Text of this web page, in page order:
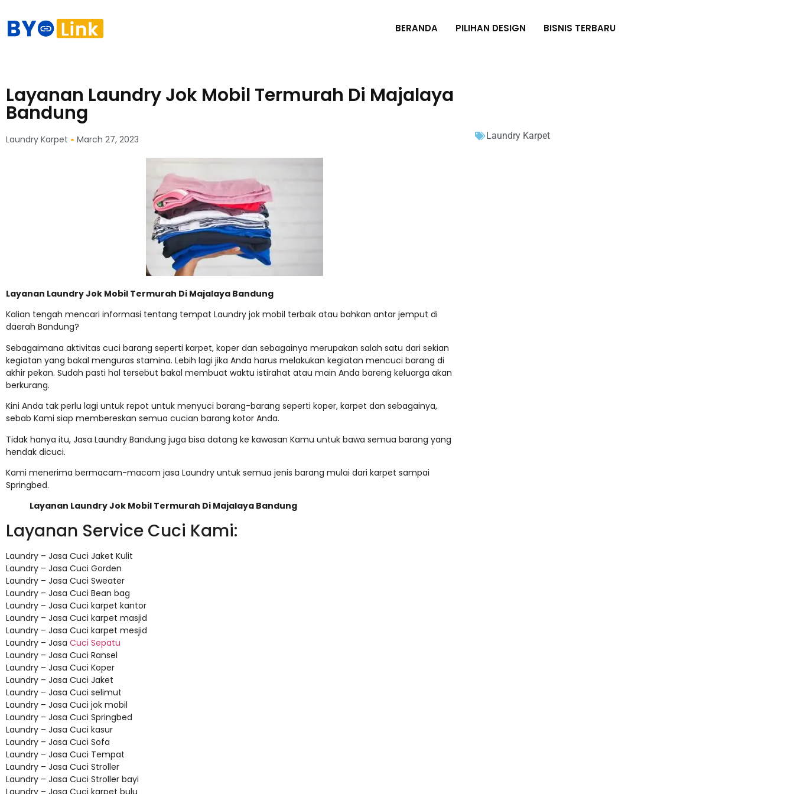
BERANDA PILIHAN DESIGN BISNIS TERBARU
Layanan Laundry Jok Mobil Termurah Di Majalaya
Bandung
Laundry Karpet March 27, 2023
Layanan Laundry Jok Mobil Termurah Di Majalaya Bandung
Kalian tengah mencari informasi tentang tempat Laundry jok mobil terbaik atau bahkan antar jemput di
daerah Bandung?
Sebagaimana aktivitas cuci barang seperti karpet, koper dan sebagainya merupakan salah satu dari sekian
kegiatan yang bakal menguras stamina. Lebih lagi jika Anda harus melakukan kegiatan mencuci barang di
akhir pekan. Sudah pasti hal tersebut bakal membuat waktu istirahat atau main Anda bareng keluarga akan
berkurang.
Kini Anda tak perlu lagi untuk repot untuk menyuci barang-barang seperti koper, karpet dan sebagainya,
sebab Kami siap membereskan semua cucian barang kotor Anda.
Tidak hanya itu, Jasa Laundry Bandung juga bisa datang ke kawasan Kamu untuk bawa semua barang yang
hendak dicuci.
Kami menerima bermacam-macam jasa Laundry untuk semua jenis barang mulai dari karpet sampai
Springbed.
Layanan Laundry Jok Mobil Termurah Di Majalaya Bandung
Layanan Service Cuci Kami:
Laundry – Jasa Cuci Jaket Kulit
Laundry – Jasa Cuci Gorden
Laundry – Jasa Cuci Sweater
Laundry – Jasa Cuci Bean bag
Laundry – Jasa Cuci karpet kantor
Laundry – Jasa Cuci karpet masjid
Laundry – Jasa Cuci karpet mesjid
Laundry – Jasa Cuci Sepatu
Laundry – Jasa Cuci Ransel
Laundry – Jasa Cuci Koper
Laundry – Jasa Cuci Jaket
Laundry – Jasa Cuci selimut
Laundry – Jasa Cuci jok mobil
Laundry – Jasa Cuci Springbed
Laundry – Jasa Cuci kasur
Laundry – Jasa Cuci Sofa
Laundry – Jasa Cuci Tempat
Laundry – Jasa Cuci Stroller
Laundry – Jasa Cuci Stroller bayi
Laundry – Jasa Cuci karpet bulu
Laundry Karpet